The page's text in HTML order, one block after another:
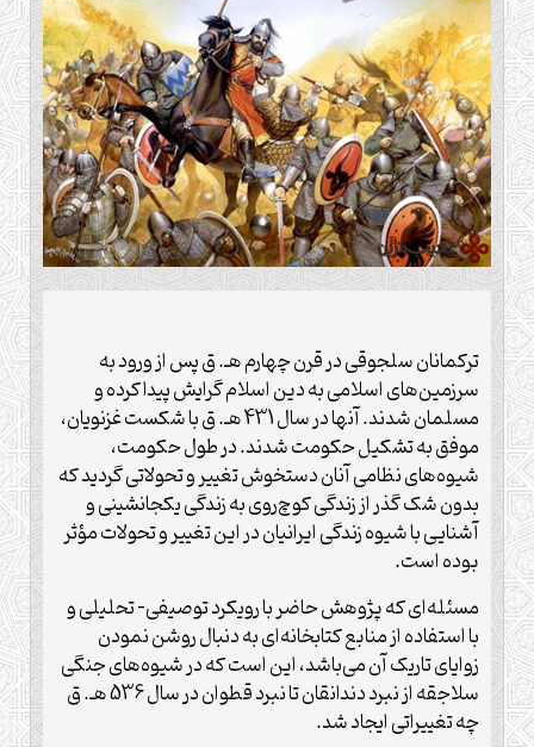
ترکمانان سلجوقی در قرن چهارم هـ. ق پس از ورود به
سرزمین‌های اسلامی به دین اسلام گرایش پیدا کرده و
مسلمان شدند. آنها در سال 431 هـ. ق با شکست غزنویان،
موفق به تشکیل حکومت شدند. در طول حکومت،
شیوه‌های نظامی آنان دستخوش تغییر و تحولاتی گردید که
بدون شک گذر از زندگی کوچ‌روی به زندگی یکجانشینی و
آشنایی با شیوه‌ زندگی ایرانیان در این تغییر و تحولات مؤثر
بوده است.
مسئله‌ای که پژوهش حاضر با رویکرد توصیفی- تحلیلی و
با استفاده از منابع کتابخانه‌ای به دنبال روشن نمودن
زوایای تاریک آن می‌باشد، این است که در شیوه‌های جنگی
سلاجقه از نبرد دندانقان تا نبرد قطوان در سال 536 هـ. ق
چه تغییراتی ایجاد شد.